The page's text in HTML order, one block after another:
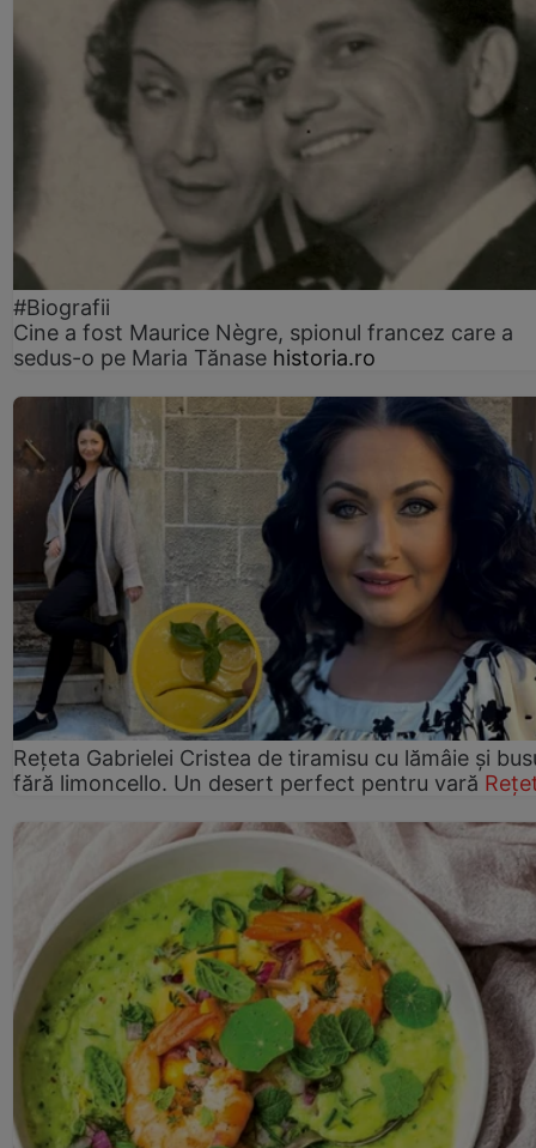
#Biografii
Cine a fost Maurice Nègre, spionul francez care a
sedus-o pe Maria Tănase historia.ro
Rețeta Gabrielei Cristea de tiramisu cu lămâie și
fără limoncello. Un desert perfect pentru vară